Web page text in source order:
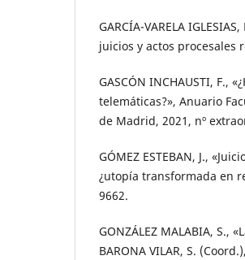
GARCÍA-VARELA
juicios y actos procesales
GASCÓN INCHAUSTI, F.,
telemáticas?», Anuario
de Madrid, 2021, nº
GÓMEZ ESTEBAN, J.,
¿utopía transformada en
9662.
GONZÁLEZ MALABIA, S.,
BARONA VILAR, S.